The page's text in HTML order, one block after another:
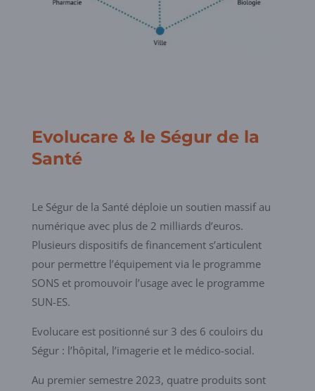
Evolucare & le Ségur de la
Santé
Le Ségur de la Santé déploie un soutien massif au
numérique avec plus de 2 milliards d’euros.
Plusieurs dispositifs de financement s’articulent
pour permettre l’équipement via le programme
SONS et promouvoir l’usage avec le programme
SUN-ES.
Evolucare est positionné sur 3 des 6 couloirs du
Ségur : l’hôpital, l’imagerie et le médico-social.
Au premier semestre 2023, quatre produits sont